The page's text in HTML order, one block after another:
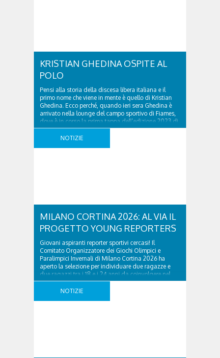
KRISTIAN GHEDINA OSPITE AL
POLO
Pensi alla storia della discesa libera italiana e il
primo nome che viene in mente è quello di Kristian
Ghedina. Ecco perché, quando ieri sera Ghedina è
arrivato nella lounge del campo sportivo di Fiames,
dove è in corso la prima tappa dell’edizione 2023 di
Italia Polo Challenge “IPC 2023 TROFEO U.S. POLO
ASSN”, in molti gli ..
NOTIZIE
MILANO CORTINA 2026: AL VIA IL
PROGETTO YOUNG REPORTERS
Giovani aspiranti reporter sportivi cercasi! Il
Comitato Organizzatore dei Giochi Olimpici e
Paralimpici Invernali di Milano Cortina 2026 ha
aperto la selezione per individuare due ragazze e
due ragazzi tra i 18 e i 24 anni da coinvolgere nel
programma Young Reporters dell’International
Olympic Committee. L’iniziativa consentirà ai profili
NOTIZIE